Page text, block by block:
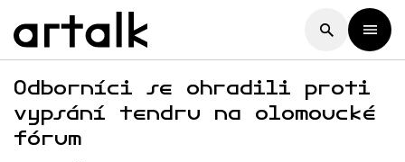
Odborníci se ohradili proti
vypsání tendru na olomoucké
fórum